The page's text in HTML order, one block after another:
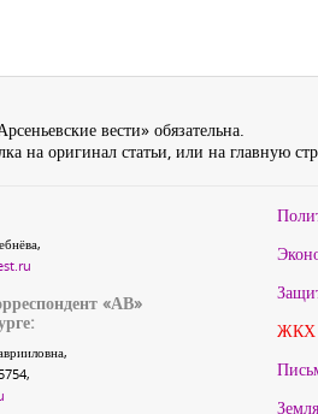
вести» обязательна.
на оригинал статьи, или на главную
«АВ»
ЖКХ